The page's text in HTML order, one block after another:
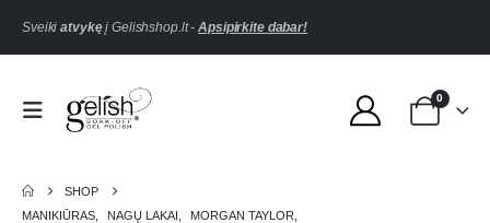
Sveikiatvykęį Gelishshop.lt -Apsipirkite dabar!
0
SHOP
MANIKIŪRAS
NAGŲ LAKAI MORGAN TAYLOR